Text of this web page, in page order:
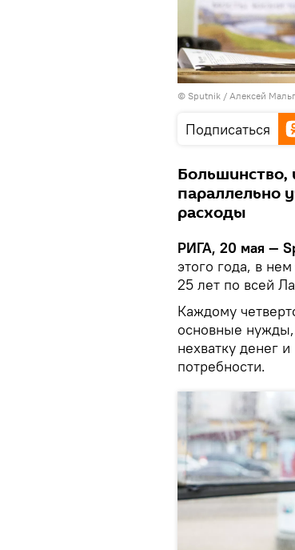
© Sputnik / Алексей
Подписаться
Большинство,
параллельно
расходы
РИГА, 20 мая —
этого года, в
25 лет по всей
Каждому
основные нужды,
нехватку денег
потребности.